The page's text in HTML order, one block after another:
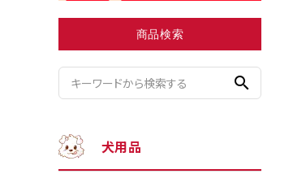
商品検索
search
犬用品